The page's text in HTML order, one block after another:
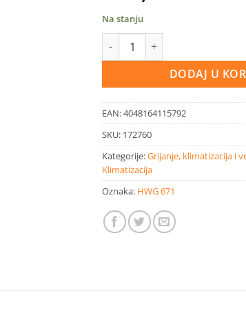
Na stanju
Midea inverter klima Oasis
DODAJ U
EAN:4048164115792
SKU: 172760
Kategorije:Grijanje, klimatizacija i
Klimatizacija
Oznaka: HWG 671